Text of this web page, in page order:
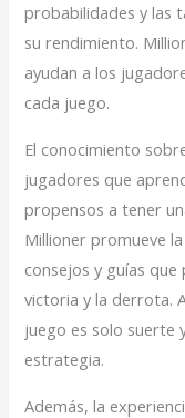
probabilidades y las
su rendimiento.
ayudan a los
cada juego.
El conocimiento
jugadores que
propensos a tener
Millioner promueve
consejos y guías
victoria y la derrota.
juego es solo suerte
estrategia.
Además, la